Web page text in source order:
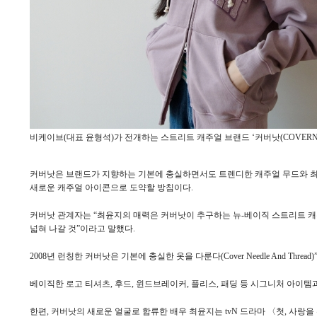
비케이브(대표 윤형석)가 전개하는 스트리트 캐주얼 브랜드 ‘커버낫
커버낫은 브랜드가 지향하는 기본에 충실하면서도 트렌디한 캐주얼 무드와
새로운 캐주얼 아이콘으로 도약할 방침이다.
커버낫 관계자는 “최윤지의 매력은 커버낫이 추구하는 뉴-베이직 스트리트
넓혀 나갈 것”이라고 말했다.
2008년 런칭한 커버낫은 기본에 충실한 옷을 다룬다(Cover Needle And
베이직한 로고 티셔츠, 후드, 윈드브레이커, 플리스, 패딩 등 시그니처 아이
한편, 커버낫의 새로운 얼굴로 합류한 배우 최윤지는 tvN 드라마 〈첫, 사랑